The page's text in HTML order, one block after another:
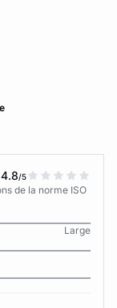
4.8/5
de la norme ISO
Large